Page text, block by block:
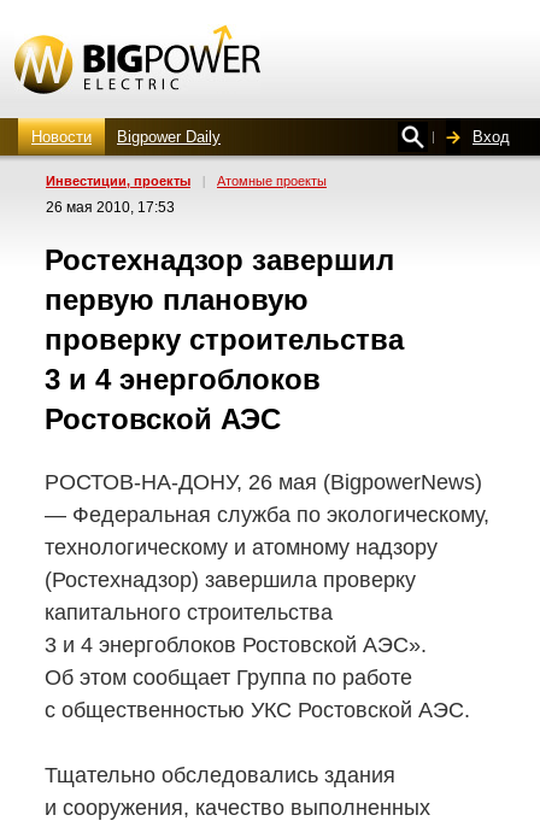
Новости Bigpower Daily Вход
Инвестиции, проекты | Атомные проекты
26 мая 2010, 17:53
Ростехнадзор завершил
первую плановую
проверку строительства
3 и 4 энергоблоков
Ростовской АЭС
РОСТОВ-НА-ДОНУ, 26 мая (BigpowerNews)
— Федеральная служба по экологическому,
технологическому и атомному надзору
(Ростехнадзор) завершила проверку
капитального строительства
3 и 4 энергоблоков Ростовской АЭС».
Об этом сообщает Группа по работе
с общественностью УКС Ростовской АЭС.
Тщательно обследовались здания
и сооружения, качество выполненных